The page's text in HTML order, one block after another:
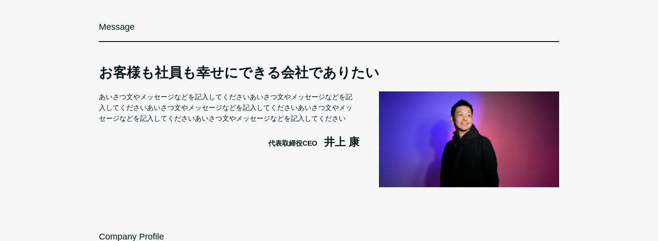
Message
お客様も社員も幸せにできる会社でありたい
あいさつ文やメッセージなどを記入してくださいあいさつ文やメッセージなどを記
入してくださいあいさつ文やメッセージなどを記入してくださいあいさつ文やメッ
セージなどを記入してくださいあいさつ文やメッセージなどを記入してください
代表取締役CEO 井上 康
Company Profile